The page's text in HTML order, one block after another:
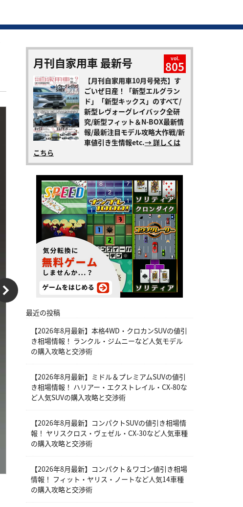
月刊自家用車 最新号 vol.
805
【月刊自家用車10月号発売】す
ごいぜ日産！「新型エルグラン
ド」「新型キックス」のすべて/
新型レヴォーグレイバック全研
究/新型フィット＆N-BOX最新情
報/最新注目モデル攻略大作戦/新
車値引き生情報etc.→ 詳しくは
こちら
最近の投稿
【2026年8月最新】本格4WD・クロカンSUVの値引
き相場情報！ ランクル・ジムニーなど人気モデル
の購入攻略と交渉術
【2026年8月最新】ミドル＆プレミアムSUVの値引
き相場情報！ ハリアー・エクストレイル・CX-80な
ど人気SUVの購入攻略と交渉術
【2026年8月最新】コンパクトSUVの値引き相場情
報！ ヤリスクロス・ヴェゼル・CX-30など人気車種
の購入攻略と交渉術
【2026年8月最新】コンパクト＆ワゴン値引き相場
情報！ フィット・ヤリス・ノートなど人気14車種
の購入攻略と交渉術